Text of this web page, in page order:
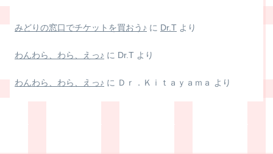
みどりの窓口でチケットを買おう♪ に Dr.T より
わんわら、わら、えっ♪ に Dr.T より
わんわら、わら、えっ♪ に Ｄｒ．Ｋｉｔａｙａｍａ より